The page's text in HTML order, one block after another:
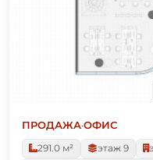
ПРОДАЖА·ОФИС
291.0 м²
этаж 9